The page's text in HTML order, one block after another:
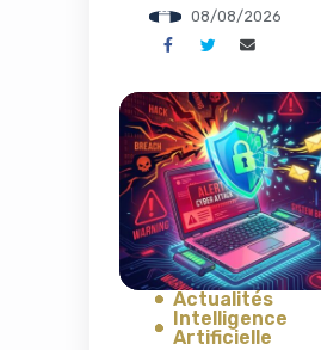
an, tout en naviguant
océan de controverses
le défi que Nikita Bier
en tant que Head of
chez X, avant
départ ce mois d’août
Pour les […]
08/08/2026
Actualités
Intelligence
Artificielle